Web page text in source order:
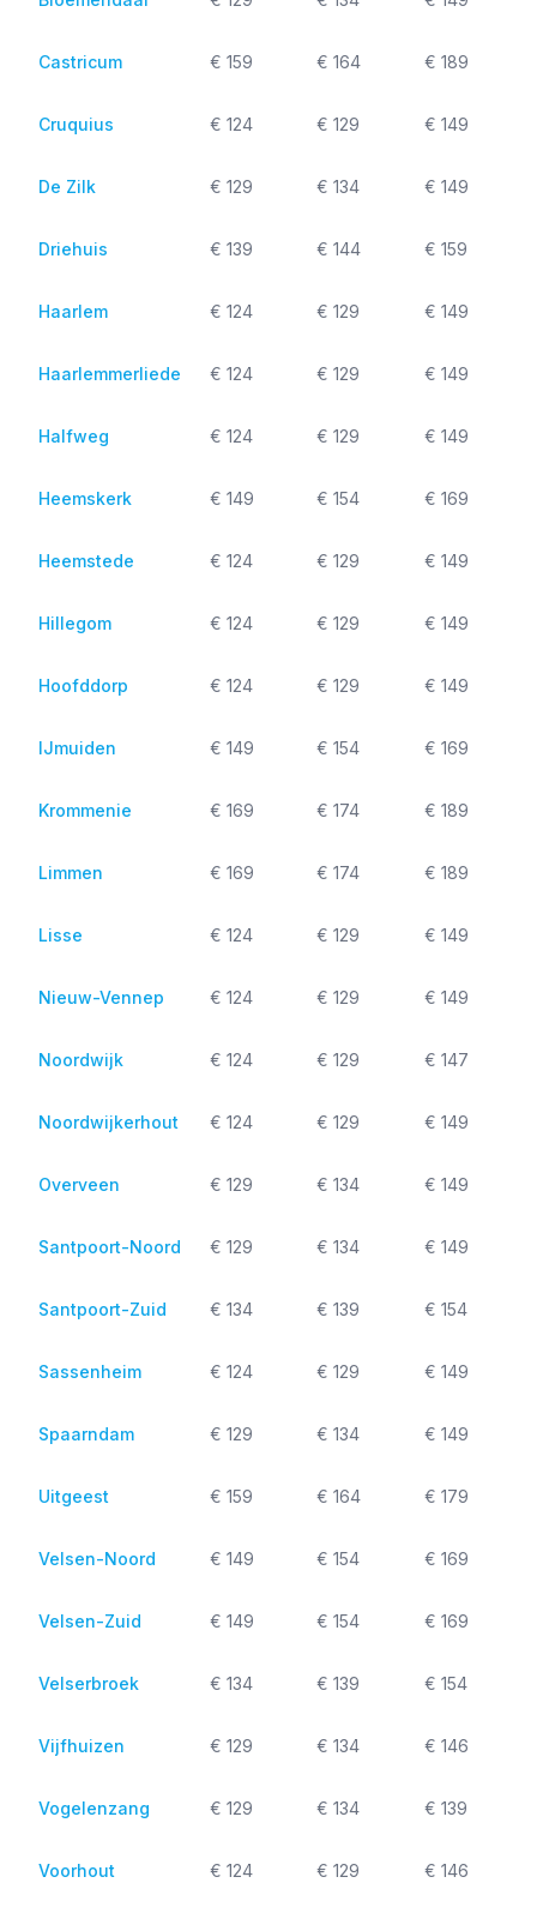
Castricum € 159 € 164 € 189
Cruquius € 124 € 129 € 149
De Zilk € 129 € 134 € 149
Driehuis € 139 € 144 € 159
Haarlem € 124 € 129 € 149
Haarlemmerliede € 124 € 129 € 149
Halfweg € 124 € 129 € 149
Heemskerk € 149 € 154 € 169
Heemstede € 124 € 129 € 149
Hillegom € 124 € 129 € 149
Hoofddorp € 124 € 129 € 149
IJmuiden € 149 € 154 € 169
Krommenie € 169 € 174 € 189
Limmen € 169 € 174 € 189
Lisse € 124 € 129 € 149
Nieuw-Vennep € 124 € 129 € 149
Noordwijk € 124 € 129 € 147
Noordwijkerhout € 124 € 129 € 149
Overveen € 129 € 134 € 149
Santpoort-Noord € 129 € 134 € 149
Santpoort-Zuid € 134 € 139 € 154
Sassenheim € 124 € 129 € 149
Spaarndam € 129 € 134 € 149
Uitgeest € 159 € 164 € 179
Velsen-Noord € 149 € 154 € 169
Velsen-Zuid € 149 € 154 € 169
Velserbroek € 134 € 139 € 154
Vijfhuizen € 129 € 134 € 146
Vogelenzang € 129 € 134 € 139
Voorhout € 124 € 129 € 146